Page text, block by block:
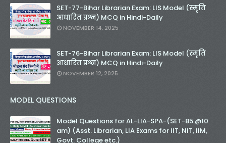
SET-77-Bihar Librarian Exam: LIS Model (स्मृति
आधारित प्रश्न) MCQ in Hindi-Daily
NOVEMBER 14, 2025
SET-76-Bihar Librarian Exam: LIS Model (स्मृति
आधारित प्रश्न) MCQ in Hindi-Daily
NOVEMBER 12, 2025
MODEL QUESTIONS
Model Questions for AL-LIA-SPA-(SET-85 @10
am) (Asst. Librarian, LIA Exams for IIT, NIT, IIM,
Govt. College etc.)